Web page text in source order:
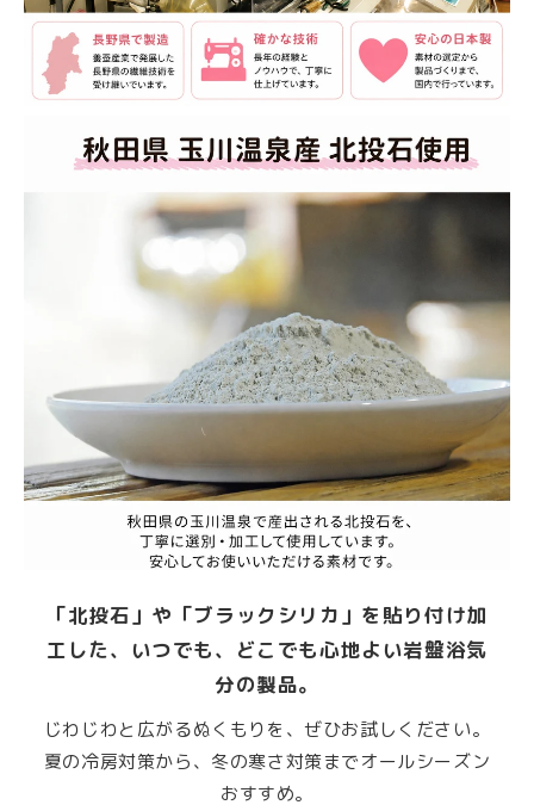
「北投石」や「ブラックシリカ」を貼り付け加
工した、いつでも、どこでも心地よい岩盤浴気
分の製品。
じわじわと広がるぬくもりを、ぜひお試しください。
夏の冷房対策から、冬の寒さ対策までオールシーズン
おすすめ。